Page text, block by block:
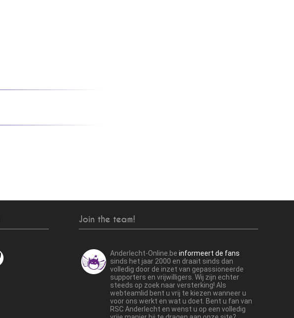
Join the team!
Anderlecht-Online.be informeert de fans
sinds het jaar 2000 en draait sinds dan
volledig door de inzet van gepassioneerde
supporters en vrijwilligers. Wij zijn echter
steeds op zoek naar versterking! Als
webteamlid bent u vrij te kiezen wanneer u
voor ons werkt en wat u doet. Bent u fan van
RSC Anderlecht en wenst u op een volledig